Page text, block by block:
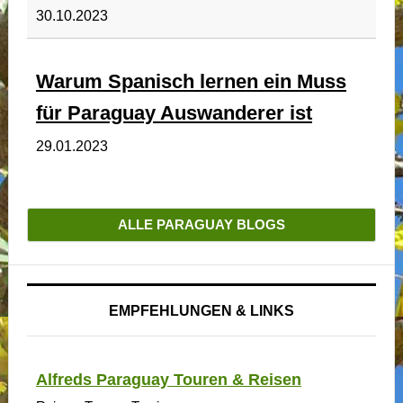
30.10.2023
Warum Spanisch lernen ein Muss
für Paraguay Auswanderer ist
29.01.2023
ALLE PARAGUAY BLOGS
EMPFEHLUNGEN & LINKS
Alfreds Paraguay Touren & Reisen